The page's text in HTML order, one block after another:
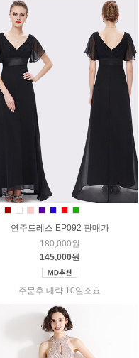
연주드레스 EP092 판매가
180,000원
145,000원
주문후 대략 10일소요